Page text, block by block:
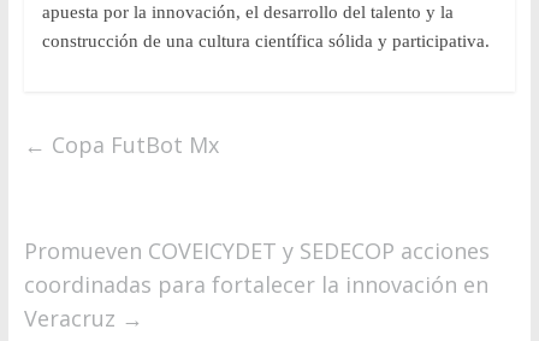
apuesta por la innovación, el desarrollo del talento y la
construcción de una cultura científica sólida y participativa.
← Copa FutBot Mx
Promueven COVEICYDET y SEDECOP acciones
coordinadas para fortalecer la innovación en
Veracruz →